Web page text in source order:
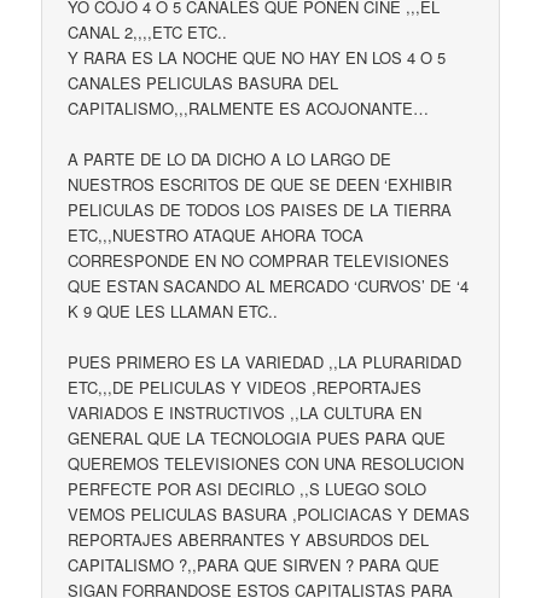
YO COJO 4 O 5 CANALES QUE PONEN CINE ,,,EL
CANAL 2,,,,ETC ETC..
Y RARA ES LA NOCHE QUE NO HAY EN LOS 4 O 5
CANALES PELICULAS BASURA DEL
CAPITALISMO,,,RALMENTE ES ACOJONANTE…
A PARTE DE LO DA DICHO A LO LARGO DE
NUESTROS ESCRITOS DE QUE SE DEEN ‘EXHIBIR
PELICULAS DE TODOS LOS PAISES DE LA TIERRA
ETC,,,NUESTRO ATAQUE AHORA TOCA
CORRESPONDE EN NO COMPRAR TELEVISIONES
QUE ESTAN SACANDO AL MERCADO ‘CURVOS’ DE ‘4
K 9 QUE LES LLAMAN ETC..
PUES PRIMERO ES LA VARIEDAD ,,LA PLURARIDAD
ETC,,,DE PELICULAS Y VIDEOS ,REPORTAJES
VARIADOS E INSTRUCTIVOS ,,LA CULTURA EN
GENERAL QUE LA TECNOLOGIA PUES PARA QUE
QUEREMOS TELEVISIONES CON UNA RESOLUCION
PERFECTE POR ASI DECIRLO ,,S LUEGO SOLO
VEMOS PELICULAS BASURA ,POLICIACAS Y DEMAS
REPORTAJES ABERRANTES Y ABSURDOS DEL
CAPITALISMO ?,,PARA QUE SIRVEN ? PARA QUE
SIGAN FORRANDOSE ESTOS CAPITALISTAS PARA